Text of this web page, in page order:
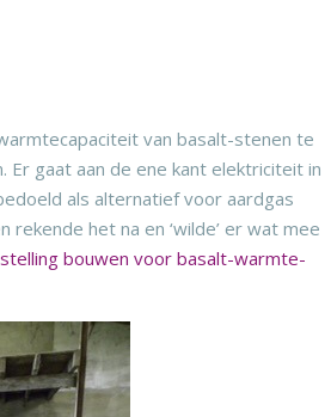
van basalt-stenen te
gaat aan de ene kant elektriciteit in
als alternatief voor aardgas
het na en ‘wilde’ er wat mee
bouwen voor basalt-warmte-